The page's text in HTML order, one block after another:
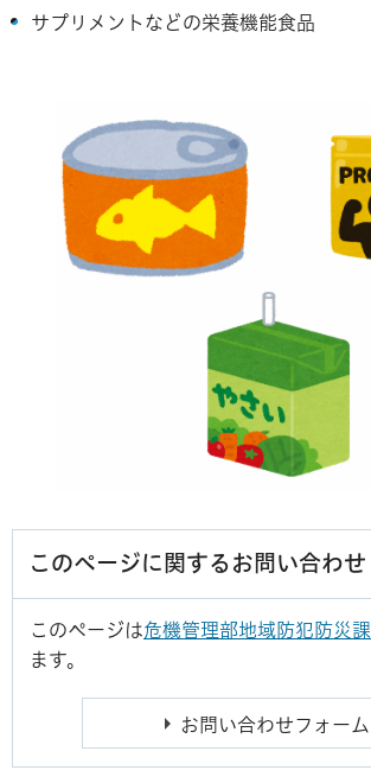
サプリメントなどの栄養機能食品
このページに関するお問い合わせ
このページは危機管理部地域防犯防災課
ます。